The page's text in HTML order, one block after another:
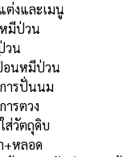
ต่งและเมนู
มีป่วน
วน
อนหมีป่วน
ารปั่นนม
ารตวง
ส่วัตถุดิบ
+หลอด